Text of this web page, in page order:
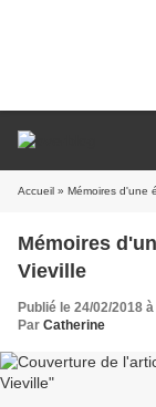
Accueil » Mémoires d'une
Mémoires
Vieville
Publié le 24/02/2018
Par Catherine